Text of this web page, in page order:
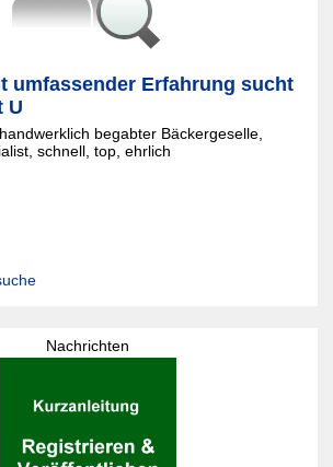
umfassender Erfahrung sucht
U
begabter Bäckergeselle,
schnell, top, ehrlich
Nachrichten